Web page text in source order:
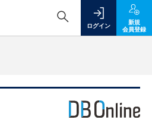
ログイン
新規
会員登録